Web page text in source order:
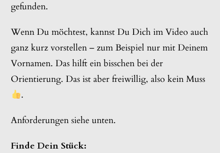
gefunden.
Wenn Du möchtest, kannst Du Dich im Video auch
ganz kurz vorstellen – zum Beispiel nur mit Deinem
Vornamen. Das hilft ein bisschen bei der
Orientierung. Das ist aber freiwillig, also kein Muss
.
Anforderungen siehe unten.
Finde Dein Stück: